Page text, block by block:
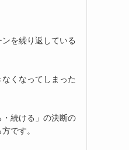
を繰り返している
くなってしまった
続ける」の決断の
です。